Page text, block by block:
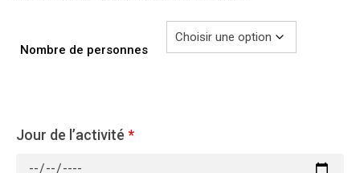
Nombre de personnes
Jour de l’activité *